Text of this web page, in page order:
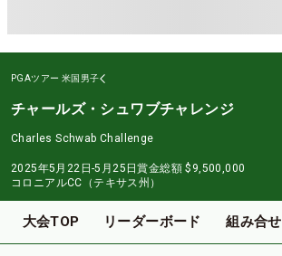
PGAツアー 米国男子
チャールズ・シュワブチャレンジ
Charles Schwab Challenge
2025年5月22日-5月25日賞金総額 $9,500,000
コロニアルCC（テキサス州）
大会TOP リーダーボード 組み合せ